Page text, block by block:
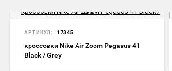
АРТИКУЛ: 17345
кроссовки Nike Air Zoom Pegasus 41
Black / Grey